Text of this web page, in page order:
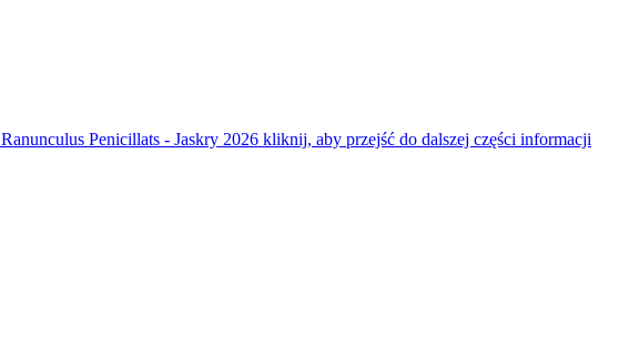
Ranunculus Penicillats - Jaskry 2026 kliknij, aby przejść do dalszej części informacji